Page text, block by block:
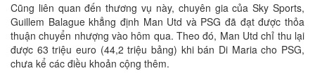
Cũng liên quan đến thương vụ này, chuyên gia của Sky Sports,
Guillem Balague khẳng định Man Utd và PSG đã đạt được thỏa
thuận chuyển nhượng vào hôm qua. Theo đó, Man Utd chỉ thu lại
được 63 triệu euro (44,2 triệu bảng) khi bán Di Maria cho PSG,
chưa kể các điều khoản cộng thêm.